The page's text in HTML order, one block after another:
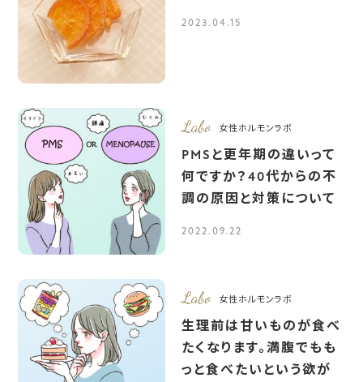
2023.04.15
Labo 女性ホルモンラボ
PMSと更年期の違いって
何ですか？40代からの不
調の原因と対策について
2022.09.22
Labo 女性ホルモンラボ
生理前は甘いものが食べ
たくなります。満腹でもも
っと食べたいという欲が